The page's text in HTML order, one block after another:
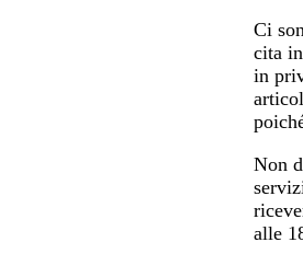
Ci
cita
in
Non
alle